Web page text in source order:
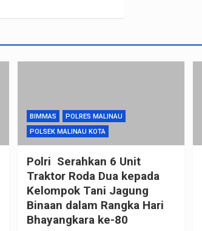
BIMMAS
POLRES MALINAU
POLSEK MALINAU KOTA
Polri Serahkan 6 Unit
Traktor Roda Dua kepada
Kelompok Tani Jagung
Binaan dalam Rangka Hari
Bhayangkara ke-80